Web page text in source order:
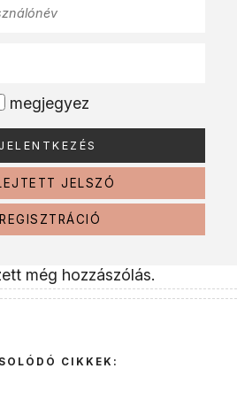
megjegyez
JELSZÓ
még hozzászólás.
CIKKEK: